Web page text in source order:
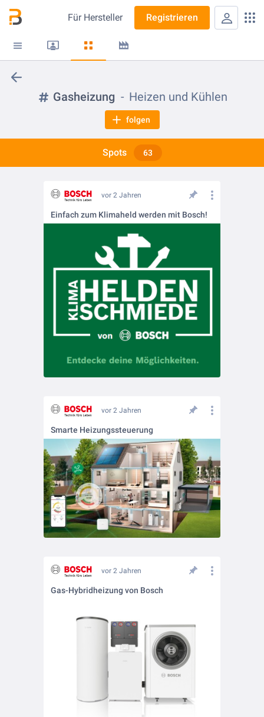
Für Hersteller Registrieren
Gasheizung Heizen und Kühlen
folgen
Spots 63
vor 2 Jahren
Einfach zum Klimaheld werden mit Bosch!
vor 2 Jahren
Smarte Heizungssteuerung
vor 2 Jahren
Gas-Hybridheizung von Bosch